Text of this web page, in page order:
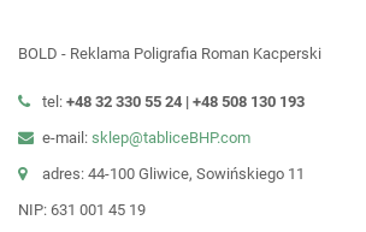
BOLD - Reklama Poligrafia Roman Kacperski
tel: +48 32 330 55 24 | +48 508 130 193
e-mail: sklep@tabliceBHP.com
adres: 44-100 Gliwice, Sowińskiego 11
NIP: 631 001 45 19